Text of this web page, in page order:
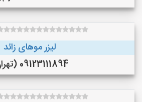
لیزر موهای زائد
09123111894 (تهران)